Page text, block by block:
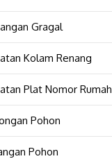
Gragal
Kolam Renang
Plat Nomor Rumah
Pohon
Pohon